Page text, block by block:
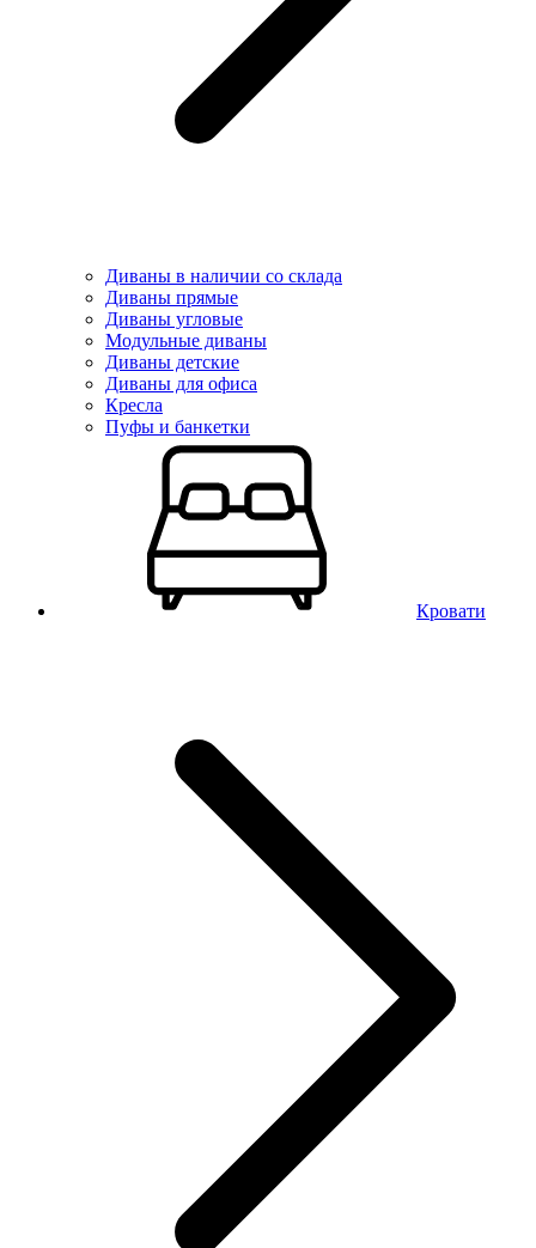
Диваны в наличии со склада
Диваны прямые
Диваны угловые
Модульные диваны
Диваны детские
Диваны для офиса
Кресла
Пуфы и банкетки
Кровати